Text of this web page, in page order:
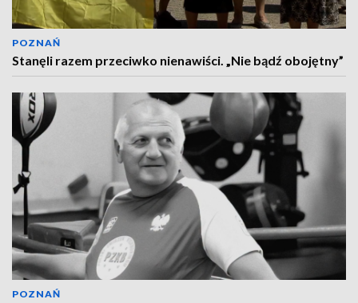
POZNAŃ
Stanęli razem przeciwko nienawiści. „Nie bądź obojętny”
POZNAŃ